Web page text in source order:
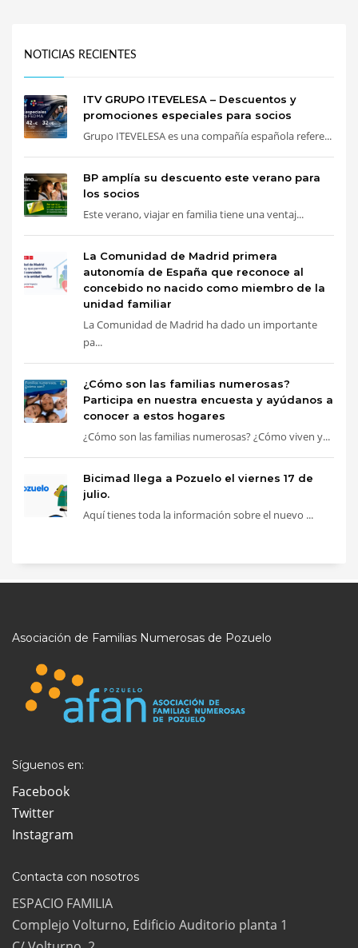
NOTICIAS RECIENTES
ITV GRUPO ITEVELESA – Descuentos y
promociones especiales para socios
Grupo ITEVELESA es una compañía española refere...
BP amplía su descuento este verano para
los socios
Este verano, viajar en familia tiene una ventaj...
La Comunidad de Madrid primera
autonomía de España que reconoce al
concebido no nacido como miembro de la
unidad familiar
La Comunidad de Madrid ha dado un importante
pa...
¿Cómo son las familias numerosas?
Participa en nuestra encuesta y ayúdanos a
conocer a estos hogares
¿Cómo son las familias numerosas? ¿Cómo viven y...
Bicimad llega a Pozuelo el viernes 17 de
julio.
Aquí tienes toda la información sobre el nuevo ...
Asociación de Familias Numerosas de Pozuelo
Síguenos en:
Facebook
Twitter
Instagram
Contacta con nosotros
ESPACIO FAMILIA
Complejo Volturno, Edificio Auditorio planta 1